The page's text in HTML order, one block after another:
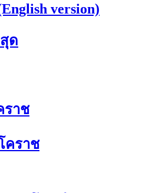
version)
ด
ราช
คราช